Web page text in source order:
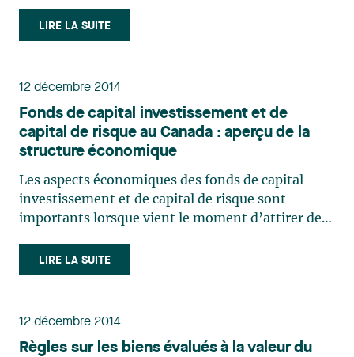
américaine qui visait à permettre à l’Internal
Revenue Service (« IRS ») d’obtenir des
LIRE LA SUITE
12 décembre 2014
Fonds de capital investissement et de
capital de risque au Canada : aperçu de la
structure économique
Les aspects économiques des fonds de capital
investissement et de capital de risque sont
importants lorsque vient le moment d’attirer des
connaître le mode de partage des frais, les
honoraires applicables et le mode de répartition
LIRE LA SUITE
12 décembre 2014
Règles sur les biens évalués à la valeur du